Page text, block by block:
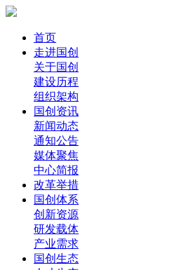
首页
走进国创
关于国创
建设历程
组织架构
国创资讯
新闻动态
通知公告
媒体聚焦
中心简报
改革举措
国创体系
创新资源
研发载体
产业需求
国创生态